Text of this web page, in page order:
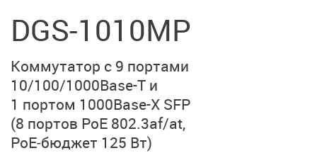
DGS-1010MP
Коммутатор с 9 портами
10/100/1000Base-T и
1 портом 1000Base-X SFP
(8 портов PoE 802.3af/at,
PoE‑бюджет 125 Вт)